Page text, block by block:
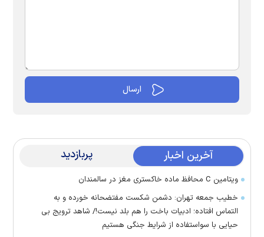
آخرین اخبار پربازدید
ویتامین C محافظ ماده خاکستری مغز در سالمندان
خطیب جمعه تهران: دشمن شکست مفتضحانه خورده و به
التماس افتاده؛ ادبیات باخت را هم بلد نیست!/ شاهد ترویج بی
حیایی با سواستفاده از شرایط جنگی هستیم